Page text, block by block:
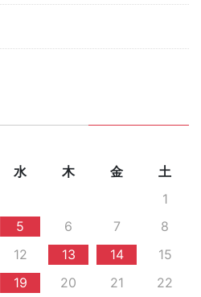
水 木 金
土
1
5 6 7
8
12 13 14
15
19 20 21
22